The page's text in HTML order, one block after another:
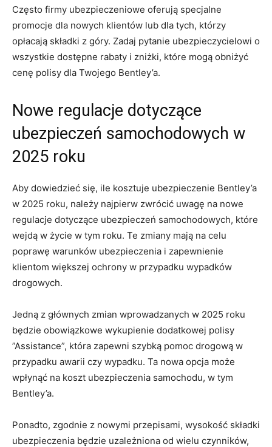
Często firmy ubezpieczeniowe oferują specjalne
promocje⁣ dla nowych klientów lub dla tych, którzy
‌opłacają ⁤składki z góry. ​Zadaj pytanie ubezpieczycielowi o
wszystkie dostępne rabaty i zniżki, które ⁤mogą obniżyć
cenę polisy dla Twojego Bentley’a.
Nowe ⁢regulacje​ dotyczące
ubezpieczeń samochodowych w
2025 ⁤roku
Aby dowiedzieć się,‌ ile kosztuje ubezpieczenie Bentley’a
w 2025 roku, należy najpierw zwrócić uwagę na nowe
⁢regulacje dotyczące ​ubezpieczeń samochodowych, które
wejdą w życie w⁣ tym roku. Te zmiany mają na celu
poprawę warunków ubezpieczenia i zapewnienie
klientom większej ⁤ochrony w przypadku wypadków
drogowych.
Jedną z‍ głównych ⁤zmian wprowadzanych w 2025 roku
będzie obowiązkowe⁤ wykupienie dodatkowej polisy
‌”Assistance”, która zapewni szybką pomoc drogową w
‍przypadku awarii czy ‌wypadku. Ta nowa opcja ⁤może
wpłynąć na‌ koszt ubezpieczenia samochodu, w ⁤tym
Bentley’a.
Ponadto, zgodnie z nowymi ⁤przepisami, wysokość ⁢składki
ubezpieczenia będzie ​uzależniona od wielu czynników,